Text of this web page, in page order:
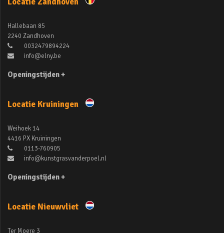
Hallebaan 85
2240 Zandhoven
0032479894224
info@elny.be
Openingstijden +
Locatie Kruiningen
Weihoek 14
4416 PX Kruiningen
0113-760905
info@kunstgrasvanderpoel.nl
Openingstijden +
Locatie Nieuwvliet
Ter Moere 3